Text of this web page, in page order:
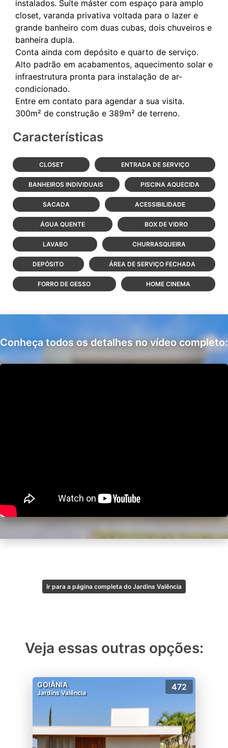
instalados. Suíte máster com espaço para amplo
closet, varanda privativa voltada para o lazer e
grande banheiro com duas cubas, dois chuveiros e
banheira dupla.
Conta ainda com depósito e quarto de serviço.
Alto padrão em acabamentos, aquecimento solar e
infraestrutura pronta para instalação de ar-
condicionado.
Entre em contato para agendar a sua visita.
Características
CLOSET ENTRADA DE SERVIÇO
BANHEIROS INDIVIDUAIS PISCINA AQUECIDA
SACADA ACESSIBILIDADE
ÁGUA QUENTE BOX DE VIDRO
LAVABO CHURRASQUEIRA
DEPÓSITO ÁREA DE SERVIÇO FECHADA
FORRO DE GESSO HOME CINEMA
Conheça todos os detalhes no vídeo completo:
Ir para a página completa do Jardins Valência
Veja essas outras opções:
GOIÂNIA
Jardins Valência
472